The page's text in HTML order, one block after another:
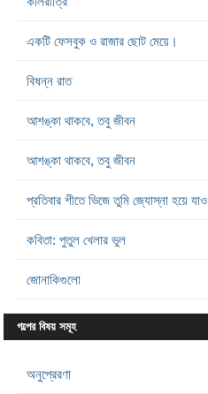
একটি ফেসবুক ও রাজার ছোট মেয়ে।
বিষন্ন রাত
আশঙ্কা থাকবে, তবু জীবন
আশঙ্কা থাকবে, তবু জীবন
প্রতিবার শীতে ভিজে তুমি জ্যোস্না হয়ে যাও
কবিতা: পুতুল খেলার ভুল
জোনাকিগুলো
গল্পের বিষয় সমূহ
অনুপ্রেরণা